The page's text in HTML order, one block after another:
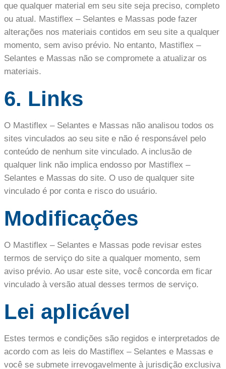
que qualquer material em seu site seja preciso, completo
ou atual. Mastiflex – Selantes e Massas pode fazer
alterações nos materiais contidos em seu site a qualquer
momento, sem aviso prévio. No entanto, Mastiflex –
Selantes e Massas não se compromete a atualizar os
materiais.
6. Links
O Mastiflex – Selantes e Massas não analisou todos os
sites vinculados ao seu site e não é responsável pelo
conteúdo de nenhum site vinculado. A inclusão de
qualquer link não implica endosso por Mastiflex –
Selantes e Massas do site. O uso de qualquer site
vinculado é por conta e risco do usuário.
Modificações
O Mastiflex – Selantes e Massas pode revisar estes
termos de serviço do site a qualquer momento, sem
aviso prévio. Ao usar este site, você concorda em ficar
vinculado à versão atual desses termos de serviço.
Lei aplicável
Estes termos e condições são regidos e interpretados de
acordo com as leis do Mastiflex – Selantes e Massas e
você se submete irrevogavelmente à jurisdição exclusiva